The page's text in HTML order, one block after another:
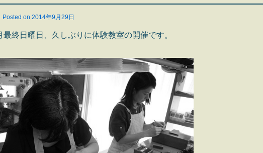
Posted on 2014年9月29日
最終日曜日、久しぶりに体験教室の開催です。